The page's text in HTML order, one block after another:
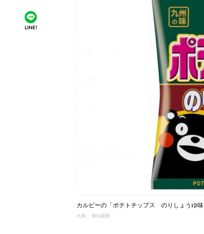
LINE!
カルビーの「ポテトチップス のりしょうゆ
出典： 朝日新聞